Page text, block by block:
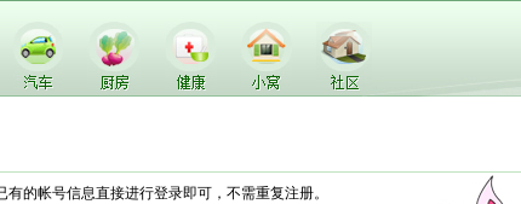
的帐号信息直接进行登录即可，不需重复注册。